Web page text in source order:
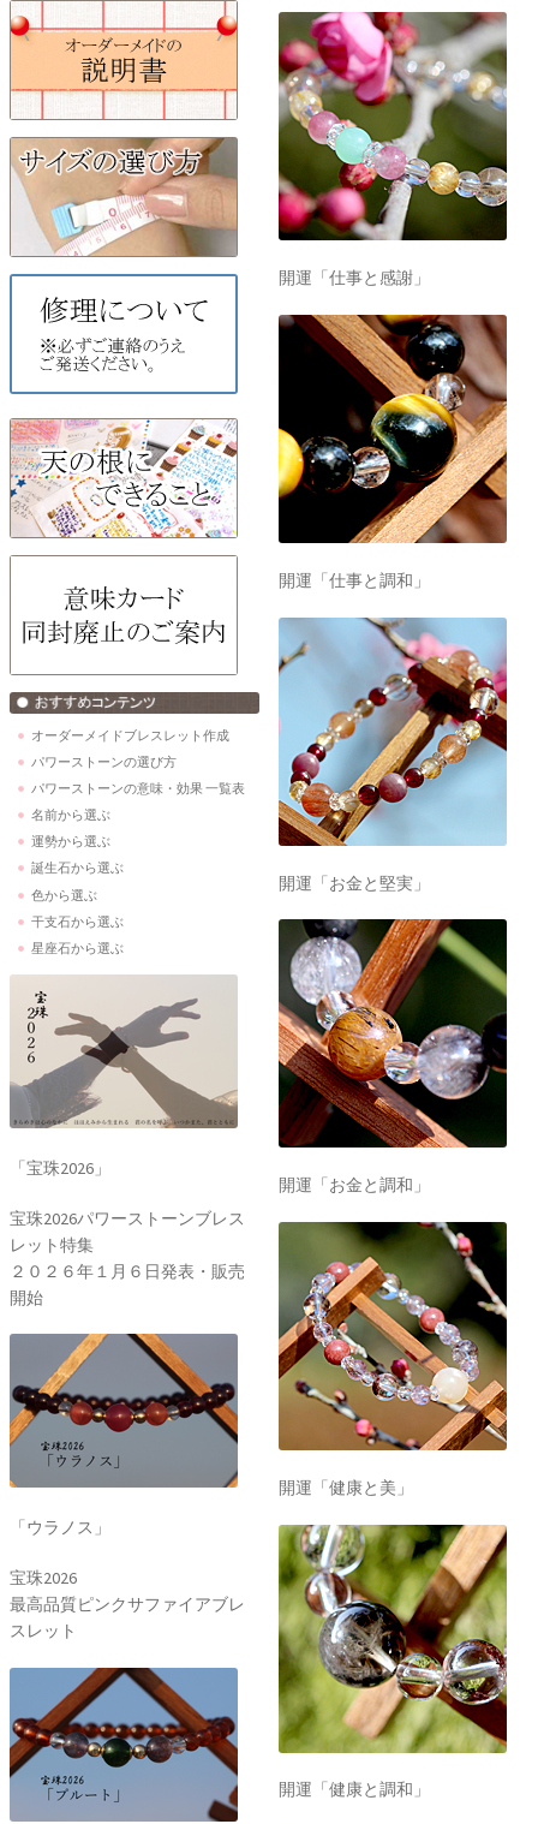
オーダーメイドブレスレット作成
パワーストーンの選び方
パワーストーンの意味・効果 一覧表
名前から選ぶ
運勢から選ぶ
誕生石から選ぶ
色から選ぶ
干支石から選ぶ
星座石から選ぶ
「宝珠2026」
宝珠2026パワーストーンブレス
レット特集
２０２６年１月６日発表・販売
開始
「ウラノス」
宝珠2026
最高品質ピンクサファイアブレ
スレット
開運「仕事と感謝」
開運「仕事と調和」
開運「お金と堅実」
開運「お金と調和」
開運「健康と美」
開運「健康と調和」